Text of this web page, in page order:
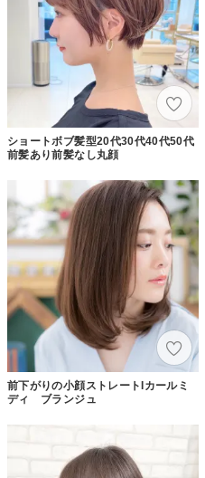
ショートボブ髪型20代30代40代50代
前髪あり前髪なし丸顔
前下がりの小顔ストレートIカールミ
ディ ブランジュ